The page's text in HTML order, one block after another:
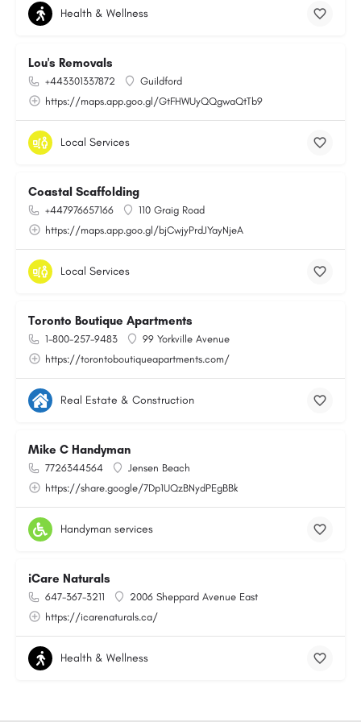
Health & Wellness
Lou's Removals
+443301337872
Guildford
https://maps.app.goo.gl/GtFHWUyQQgwaQtTb9
Local Services
Coastal Scaffolding
+447976657166
110 Graig Road
https://maps.app.goo.gl/bjCwjyPrdJYayNjeA
Local Services
Toronto Boutique Apartments
1-800-257-9483
99 Yorkville Avenue
https://torontoboutiqueapartments.com/
Real Estate & Construction
Mike C Handyman
7726344564
Jensen Beach
https://share.google/7Dp1UQzBNydPEgBBk
Handyman services
iCare Naturals
647-367-3211
2006 Sheppard Avenue East
https://icarenaturals.ca/
Health & Wellness